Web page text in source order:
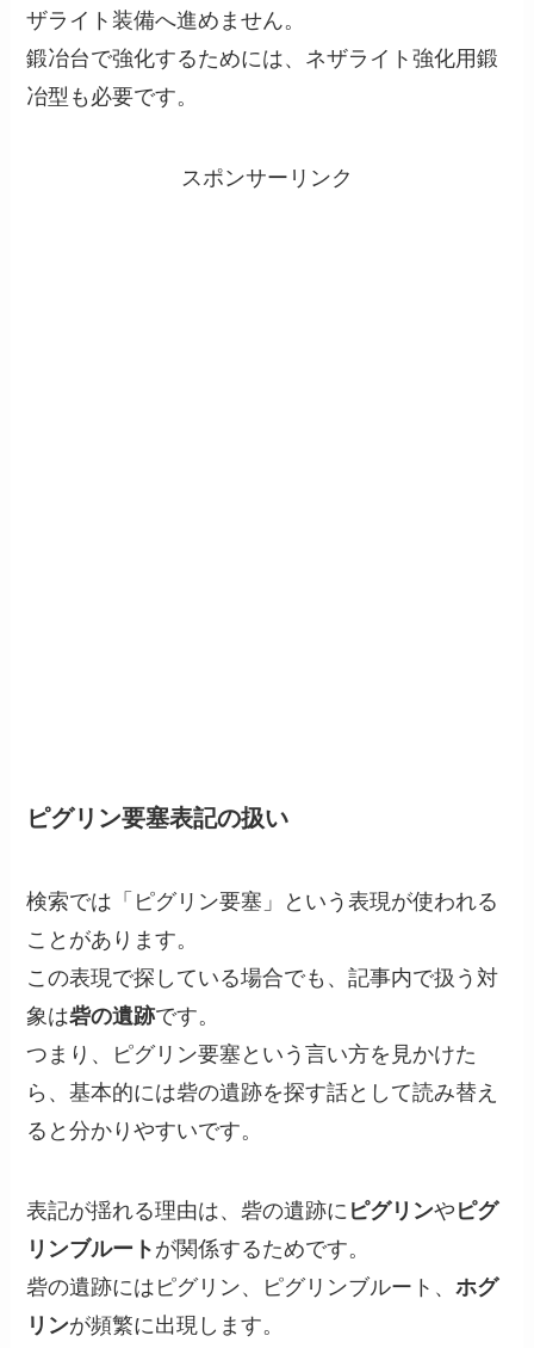
ザライト装備へ進めません。
鍛冶台で強化するためには、ネザライト強化用鍛
冶型も必要です。
スポンサーリンク
ピグリン要塞表記の扱い
検索では「ピグリン要塞」という表現が使われる
ことがあります。
この表現で探している場合でも、記事内で扱う対
象は砦の遺跡です。
つまり、ピグリン要塞という言い方を見かけた
ら、基本的には砦の遺跡を探す話として読み替え
ると分かりやすいです。
表記が揺れる理由は、砦の遺跡に ピグリンや ピグ
リンブルート が関係するためです。
砦の遺跡にはピグリン、ピグリンブルート、ホグ
リンが頻繁に出現します。